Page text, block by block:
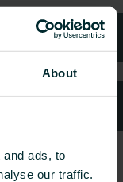
About
ads, to
our traffic.